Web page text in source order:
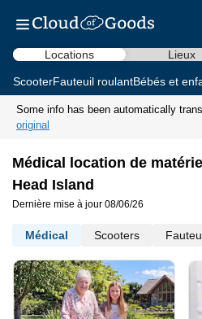
Locations Lieux
ScooterFauteuil roulantBébés et
Some info has been automatically
original
Médical location de
Head Island
Dernière mise à jour 08/06/26
Médical Scooters